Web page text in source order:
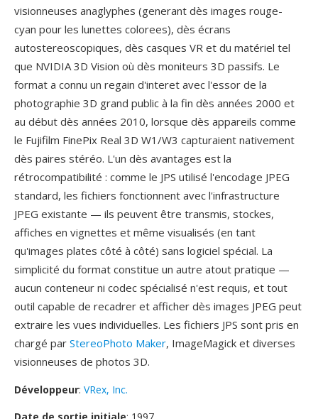
visionneuses anaglyphes (generant dès images rouge-
cyan pour les lunettes colorees), dès écrans
autostereoscopiques, dès casques VR et du matériel tel
que NVIDIA 3D Vision où dès moniteurs 3D passifs. Le
format a connu un regain d'interet avec l'essor de la
photographie 3D grand public à la fin dès années 2000 et
au début dès années 2010, lorsque dès appareils comme
le Fujifilm FinePix Real 3D W1/W3 capturaient nativement
dès paires stéréo. L'un dès avantages est la
rétrocompatibilité : comme le JPS utilisé l'encodage JPEG
standard, les fichiers fonctionnent avec l'infrastructure
JPEG existante — ils peuvent être transmis, stockes,
affiches en vignettes et même visualisés (en tant
qu'images plates côté à côté) sans logiciel spécial. La
simplicité du format constitue un autre atout pratique —
aucun conteneur ni codec spécialisé n'est requis, et tout
outil capable de recadrer et afficher dès images JPEG peut
extraire les vues individuelles. Les fichiers JPS sont pris en
chargé par StereoPhoto Maker, ImageMagick et diverses
visionneuses de photos 3D.
Développeur: VRex, Inc.